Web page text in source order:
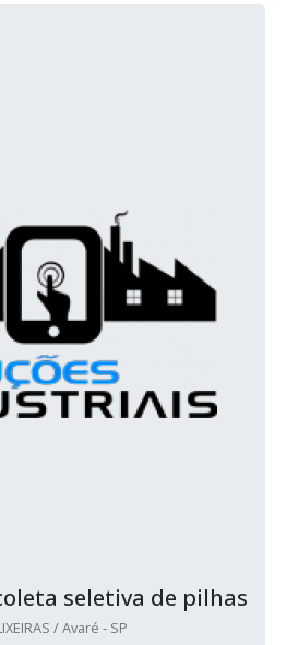
seletiva de pilhas
/ Avaré - SP